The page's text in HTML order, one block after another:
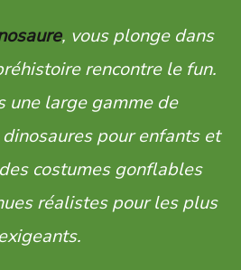
, vous plonge dans
rencontre le fun.
une large gamme de
pour enfants et
costumes gonflables
réalistes pour les plus
exigeants.